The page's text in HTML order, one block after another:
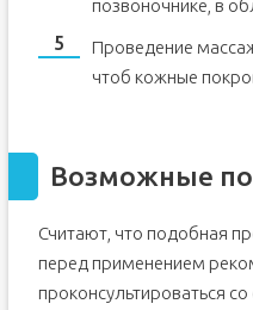
позвоночнике, в
Проведение
чтоб кожные
Возможные
Считают, что подобная
перед применением
проконсультироваться